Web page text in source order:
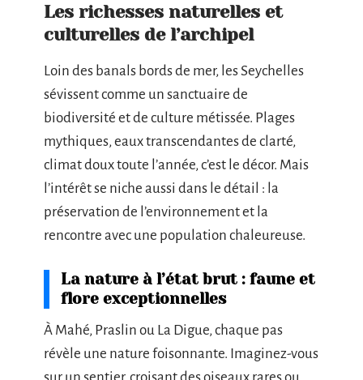
Les richesses naturelles et
culturelles de l’archipel
Loin des banals bords de mer, les Seychelles
sévissent comme un sanctuaire de
biodiversité et de culture métissée. Plages
mythiques, eaux transcendantes de clarté,
climat doux toute l’année, c’est le décor. Mais
l’intérêt se niche aussi dans le détail : la
préservation de l’environnement et la
rencontre avec une population chaleureuse.
La nature à l’état brut : faune et
flore exceptionnelles
À Mahé, Praslin ou La Digue, chaque pas
révèle une nature foisonnante. Imaginez-vous